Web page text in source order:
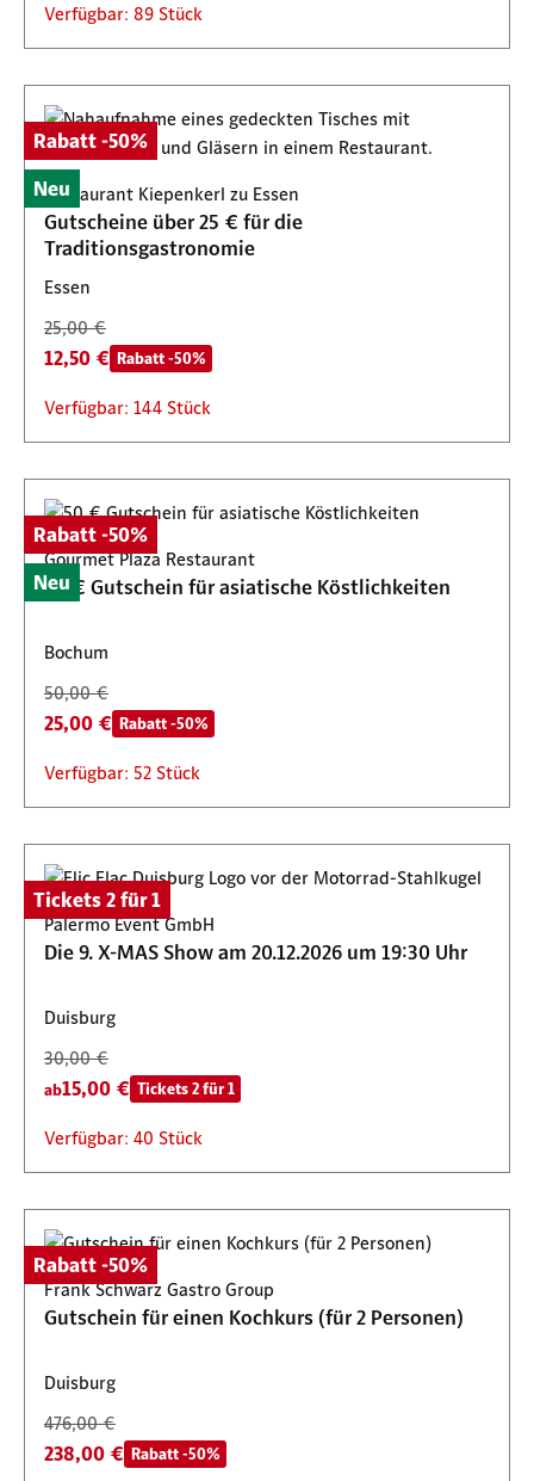
Verfügbar: 89 Stück
Rabatt -50%
Neu
Restaurant Kiepenkerl zu Essen
Gutscheine über 25 € für die
Traditionsgastronomie
Essen
25,00 €
12,50 € Rabatt -50%
Verfügbar: 144 Stück
Rabatt -50%
Neu
Gourmet Plaza Restaurant
50 € Gutschein für asiatische Köstlichkeiten
Bochum
50,00 €
25,00 € Rabatt -50%
Verfügbar: 52 Stück
Tickets 2 für 1
Palermo Event GmbH
Die 9. X-MAS Show am 20.12.2026 um 19:30 Uhr
Duisburg
30,00 €
ab15,00 € Tickets 2 für 1
Verfügbar: 40 Stück
Rabatt -50%
Frank Schwarz Gastro Group
Gutschein für einen Kochkurs (für 2 Personen)
Duisburg
476,00 €
238,00 € Rabatt -50%